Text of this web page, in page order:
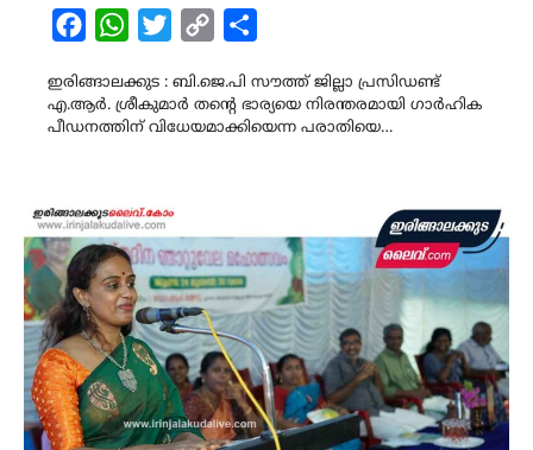
FacebookWhatsAppTwitterCopy
ഇരിങ്ങാലക്കുട : ബി.ജെ.പി സൗത്ത് ജില്ലാ പ്രസിഡണ്ട്
എ.ആർ. ശ്രീകുമാർ തൻ്റെ ഭാര്യയെ നിരന്തരമായി ഗാർഹിക
പീഡനത്തിന് വിധേയമാക്കിയെന്ന പരാതിയെ…